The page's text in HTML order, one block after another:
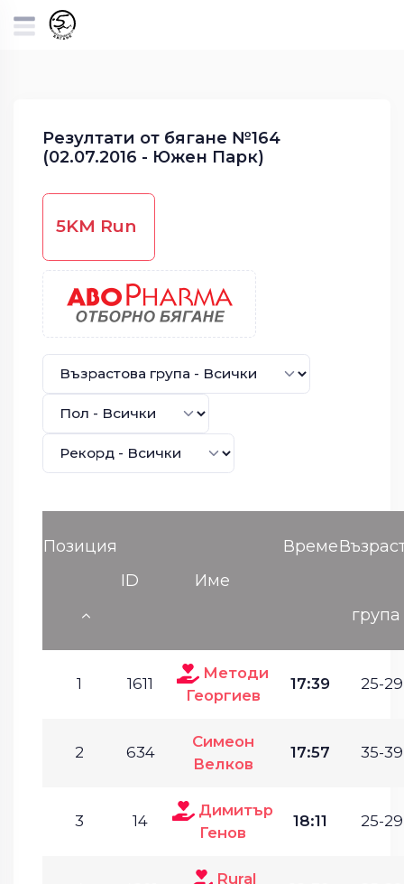
Резултати от бягане №164
(02.07.2016 - Южен Парк)
5KM Run
Позиция
ID
Име
Време
група
1 1611
Методи
Георгиев
17:39 25-
2 634
Симеон
Велков
17:57 35-
3 14
Димитър
Генов
18:11 25-
Rural